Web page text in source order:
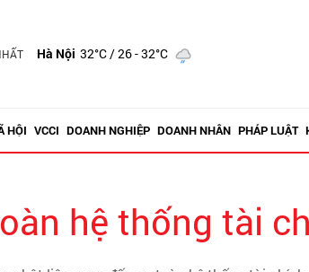
Hà Nội 32°C/ 26 - 32°C
HỘI VCCI DOANH NGHIỆP DOANH NHÂN PHÁP LUẬT
hệ thống tài